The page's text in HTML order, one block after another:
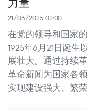
21/06/2025 02:00
在党的领导和国家
1925年6月21日诞
展壮大。通过持续
革命新闻为国家各
实现建设强大、繁